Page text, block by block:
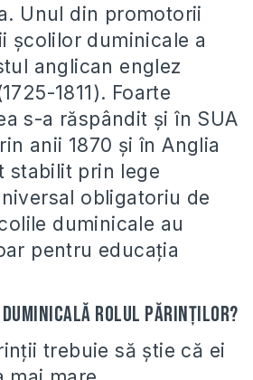
Unul din promotorii
școlilor duminicale a
anglican englez
1811). Foarte
s-a răspândit și în SUA
anii 1870 și în Anglia
stabilit prin lege
obligatoriu de
duminicale au
pentru educația
Duminicală rolul părinților?
trebuie să știe că ei